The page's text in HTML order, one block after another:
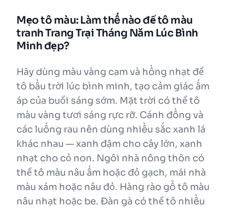
Mẹo tô màu: Làm thế nào để tô màu
tranh Trang Trại Tháng Năm Lúc Bình
Minh đẹp?
Hãy dùng màu vàng cam và hồng nhạt để
tô bầu trời lúc bình minh, tạo cảm giác ấm
áp của buổi sáng sớm. Mặt trời có thể tô
màu vàng tươi sáng rực rỡ. Cánh đồng và
các luống rau nên dùng nhiều sắc xanh lá
khác nhau — xanh đậm cho cây lớn, xanh
nhạt cho cỏ non. Ngôi nhà nông thôn có
thể tô màu nâu ấm hoặc đỏ gạch, mái nhà
màu xám hoặc nâu đỏ. Hàng rào gỗ tô màu
nâu nhạt hoặc be. Đàn gà có thể tô nhiều